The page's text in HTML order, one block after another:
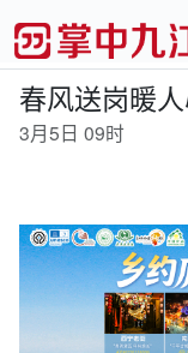
春风送岗暖
3月5日 09时